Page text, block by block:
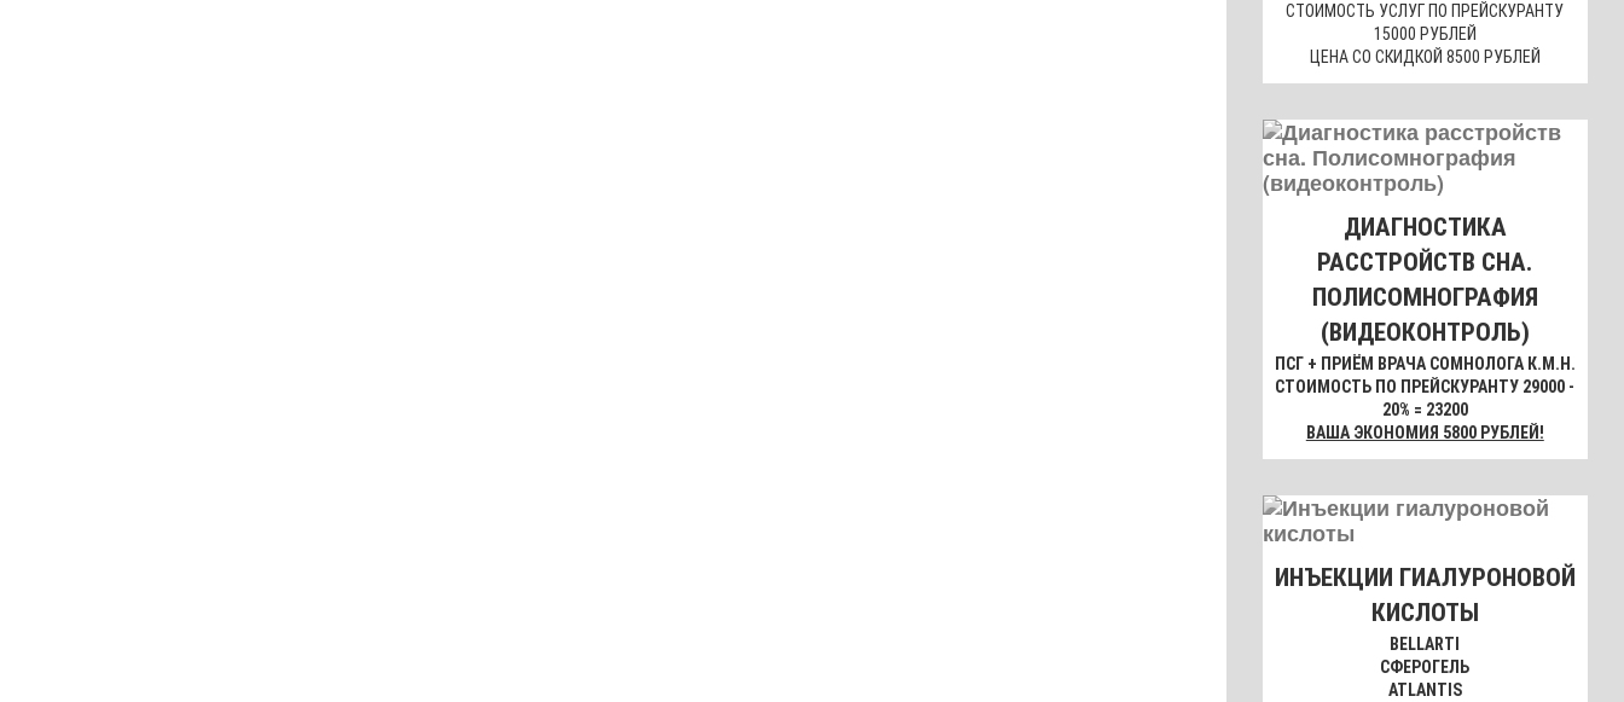
СТОИМОСТЬ УСЛУГ ПО ПРЕЙСКУРАНТУ
15000 РУБЛЕЙ
ЦЕНА СО СКИДКОЙ 8500 РУБЛЕЙ
ДИАГНОСТИКА
РАССТРОЙСТВ СНА.
ПОЛИСОМНОГРАФИЯ
(ВИДЕОКОНТРОЛЬ)
ПСГ + ПРИЁМ ВРАЧА СОМНОЛОГА К.М.Н.
СТОИМОСТЬ ПО ПРЕЙСКУРАНТУ 29000 -
20% = 23200
ВАША ЭКОНОМИЯ 5800 РУБЛЕЙ!
ИНЪЕКЦИИ ГИАЛУРОНОВОЙ
КИСЛОТЫ
BELLARTI
СФЕРОГЕЛЬ
ATLANTIS